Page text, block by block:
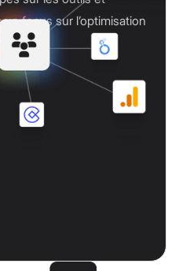
focus sur l’optimisation